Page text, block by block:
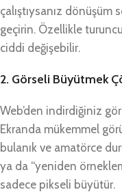
çalıştıysanız dönüşüm
geçirin. Özellikle
ciddi değişebilir.
2. Görseli Büyütmek
Web’den indirdiğiniz
Ekranda mükemmel
bulanık ve amatörce
ya da “yeniden
sadece pikseli büyütür.